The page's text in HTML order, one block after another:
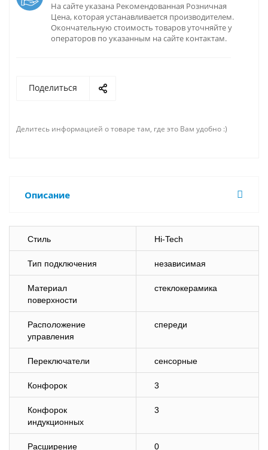
На сайте указана Рекомендованная Розничная
Цена, которая устанавливается производителем.
Окончательную стоимость товаров уточняйте у
операторов по указанным на сайте контактам.
Поделиться
Делитесь информацией о товаре там, где это Вам удобно :)
Описание
Стиль Hi-Tech
Тип подключения независимая
Материал
поверхности
стеклокерамика
Расположение
управления
спереди
Переключатели сенсорные
Конфорок 3
Конфорок
индукционных
3
Расширение 0